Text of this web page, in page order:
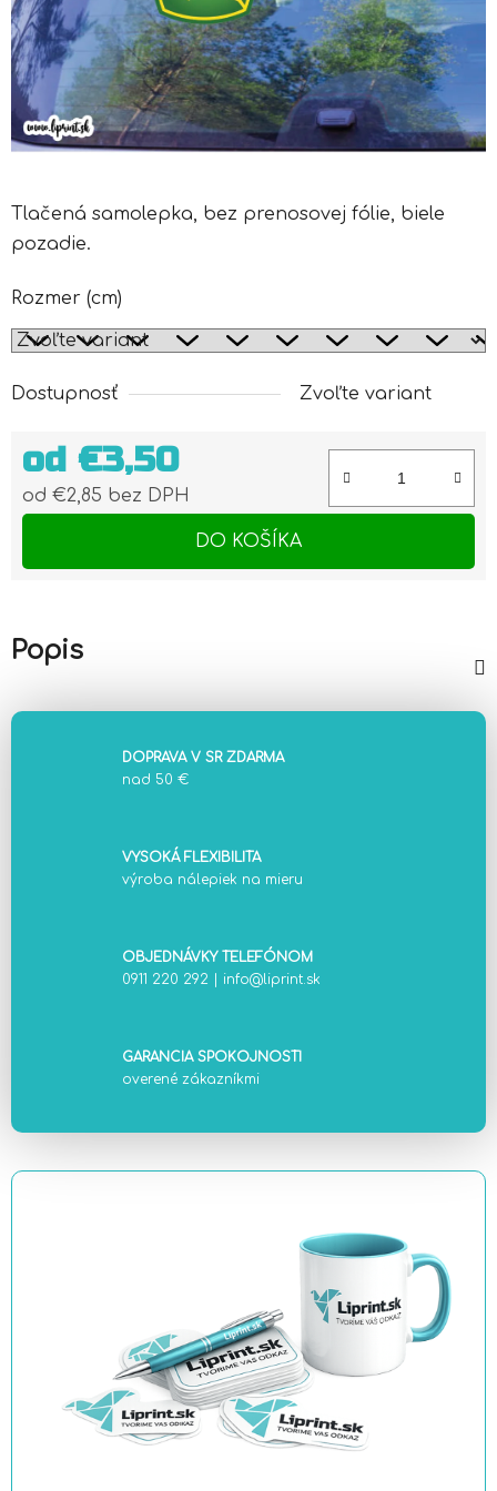
Tlačená samolepka, bez prenosovej fólie, biele
pozadie.
Rozmer (cm)
Dostupnosť Zvoľte variant
od €3,50
od €2,85 bez DPH
DO KOŠÍKA
Popis
DOPRAVA V SR ZDARMA
nad 50 €
VYSOKÁ FLEXIBILITA
výroba nálepiek na mieru
OBJEDNÁVKY TELEFÓNOM
0911 220 292
info@liprint.sk
GARANCIA SPOKOJNOSTI
overené zákazníkmi